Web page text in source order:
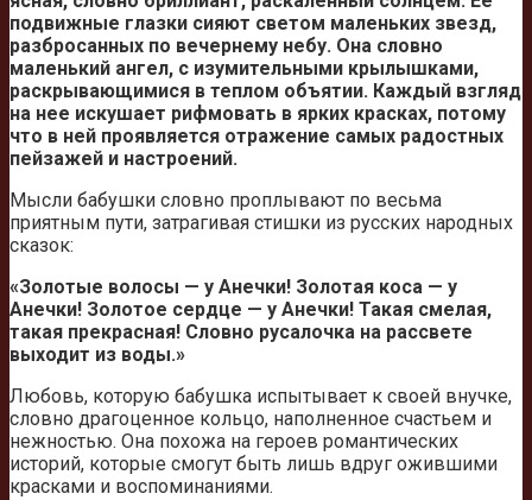
подвижные глазки сияют светом маленьких звезд,
разбросанных по вечернему небу. Она словно
маленький ангел, с изумительными крылышками,
раскрывающимися в теплом объятии. Каждый взгляд
на нее искушает рифмовать в ярких красках, потому
что в ней проявляется отражение самых радостных
пейзажей и настроений.
Мысли бабушки словно проплывают по весьма
приятным пути, затрагивая стишки из русских народных
сказок:
«Золотые волосы — у Анечки! Золотая коса — у
Анечки! Золотое сердце — у Анечки! Такая смелая,
такая прекрасная! Словно русалочка на рассвете
выходит из воды.»
Любовь, которую бабушка испытывает к своей внучке,
словно драгоценное кольцо, наполненное счастьем и
нежностью. Она похожа на героев романтических
историй, которые смогут быть лишь вдруг ожившими
красками и воспоминаниями.